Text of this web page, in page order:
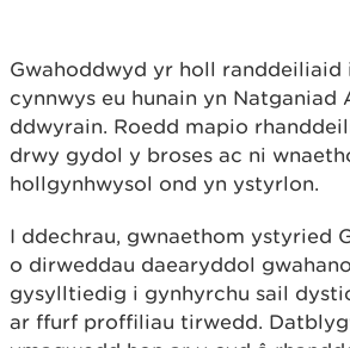
Gwahoddwyd yr holl randdeiliaid
cynnwys eu hunain yn Natganiad
ddwyrain. Roedd mapio
drwy gydol y broses ac ni
hollgynhwysol ond yn ystyrlon.
I ddechrau, gwnaethom ystyried
o dirweddau daearyddol
gysylltiedig i gynhyrchu sail
ar ffurf proffiliau tirwedd.